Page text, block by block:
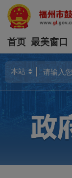
首页 最美窗口